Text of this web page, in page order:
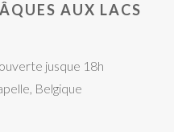
AUX LACS
jusque 18h
Belgique